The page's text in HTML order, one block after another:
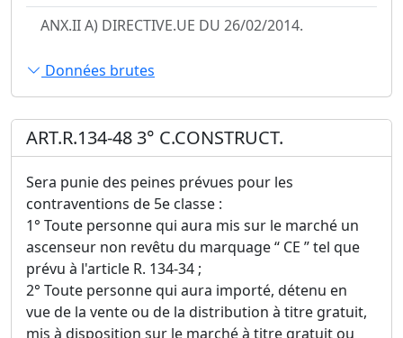
ANX.II A) DIRECTIVE.UE DU 26/02/2014.
Données brutes
ART.R.134-48 3° C.CONSTRUCT.
Sera punie des peines prévues pour les
contraventions de 5e classe :
1° Toute personne qui aura mis sur le marché un
ascenseur non revêtu du marquage “ CE ” tel que
prévu à l'article R. 134-34 ;
2° Toute personne qui aura importé, détenu en
vue de la vente ou de la distribution à titre gratuit,
mis à disposition sur le marché à titre gratuit ou